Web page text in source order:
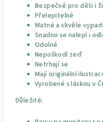
Bezpečné pro děti i
Přelepitelné
Matné a skvěle
Snadno se nalepí i
Odolné
Nepoškodí zeď
Netrhají se
Mají originální
Vyrobené s láskou v
Důležité: